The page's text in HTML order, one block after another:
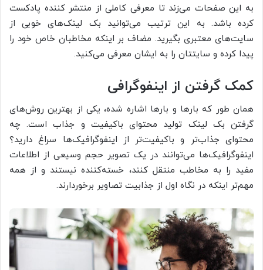
به این صفحات می‌زند تا معرفی کاملی از منتشر کننده پادکست
کرده باشد. به این ترتیب می‌توانید بک لینک‌های خوبی از
سایت‌های معتبری بگیرید. مضاف بر اینکه مخاطبان خاص خود را
پیدا کرده و سایتتان را به ایشان معرفی می‌کنید.
کمک گرفتن از اینفوگرافی
همان طور که بارها و بارها اشاره شده، یکی از بهترین روش‌های
گرفتن بک لینک تولید محتوای باکیفیت و جذاب است. چه
محتوای جذاب‌تر و باکیفیت‌تر از اینفوگرافیک‌ها سراغ دارید؟
اینفوگرافیک‌ها می‌توانند در یک تصویر حجم وسیعی از اطلاعات
مفید را به مخاطب منتقل کنند، خسته‌کننده نیستند و از همه
مهم‌تر اینکه در نگاه اول از جذابیت تصاویر برخوردارند.